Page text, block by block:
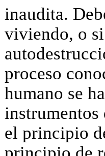
inaudita.
viviendo, o
proceso
humano se
instrumentos
el principio